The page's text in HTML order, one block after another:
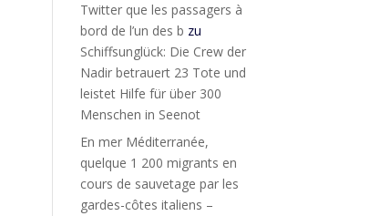
Twitter que les passagers à
bord de l’un des b zu
Schiffsunglück: Die Crew der
Nadir betrauert 23 Tote und
leistet Hilfe für über 300
Menschen in Seenot
En mer Méditerranée,
quelque 1 200 migrants en
cours de sauvetage par les
gardes-côtes italiens –